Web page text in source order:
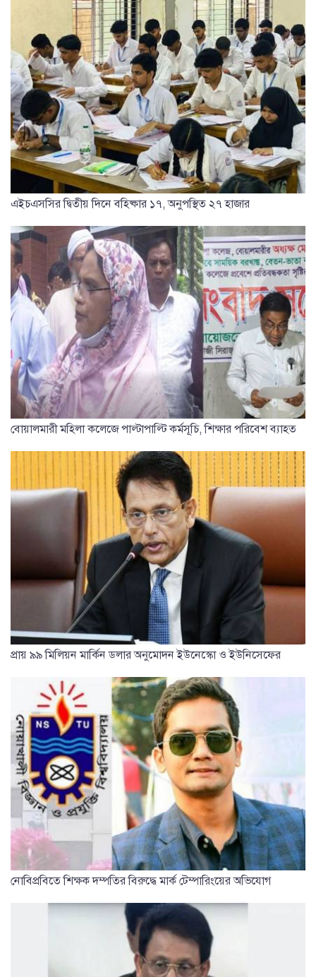
এইচএসসির দ্বিতীয় দিনে বহিষ্কার ১৭, অনুপস্থিত ২৭ হাজার
বোয়ালমারী মহিলা কলেজে পাল্টাপাল্টি কর্মসূচি, শিক্ষার পরিবেশ ব্যাহত
প্রায় ৯৯ মিলিয়ন মার্কিন ডলার অনুমোদন ইউনেস্কো ও ইউনিসেফের
নোবিপ্রবিতে শিক্ষক দম্পতির বিরুদ্ধে মার্ক টেম্পারিংয়ের অভিযোগ